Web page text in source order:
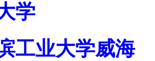
学
工业大学威海